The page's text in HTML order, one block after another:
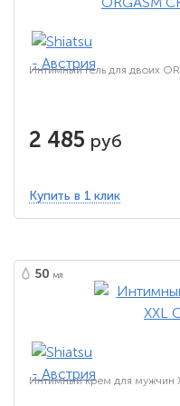
Интимный гель для двоих
2 485 руб
Купить в 1 клик
50 мл
Интимный крем для мужчин